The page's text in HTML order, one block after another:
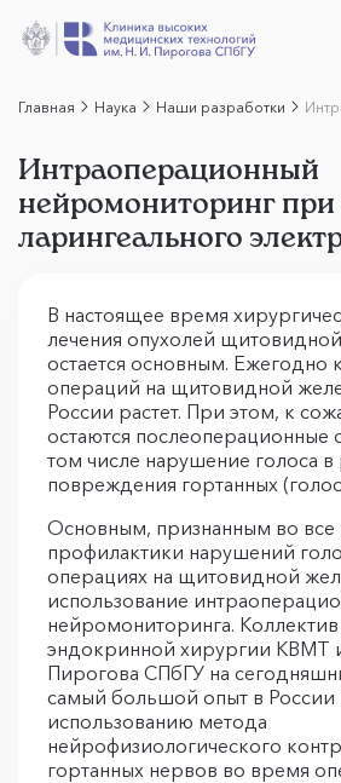
Главная Наука Наши разработки
Интраоперационный
нейромониторинг
ларингеального
В настоящее время
лечения опухолей
остается основным. Ежегодно
операций на щитовидной
России растет. При этом, к
остаются послеоперационные
том числе нарушение голоса в
повреждения гортанных
Основным, признанным во
профилактики нарушений
операциях на щитовидной
использование
нейромониторинга.
эндокринной хирургии КВМТ
Пирогова СПбГУ на
самый большой опыт в России
использованию метода
нейрофизиологического
гортанных нервов во время